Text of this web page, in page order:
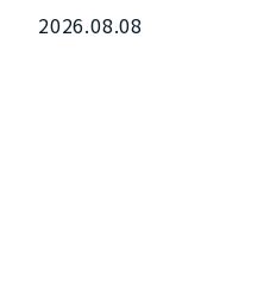
2026.08.08